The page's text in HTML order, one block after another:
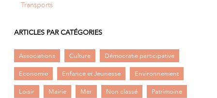
Transports
ARTICLES PAR CATÉGORIES
Associations Culture Démocratie participative
Economie Enfance et Jeunesse Environnement
Loisir Mairie Mer Non classé Patrimoine